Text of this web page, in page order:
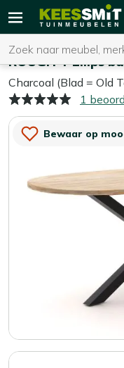
Zoeken
U heeft geen
15%
ROUGH-Y Ellips
Charcoal (Blad = Old
1
Bewaar op